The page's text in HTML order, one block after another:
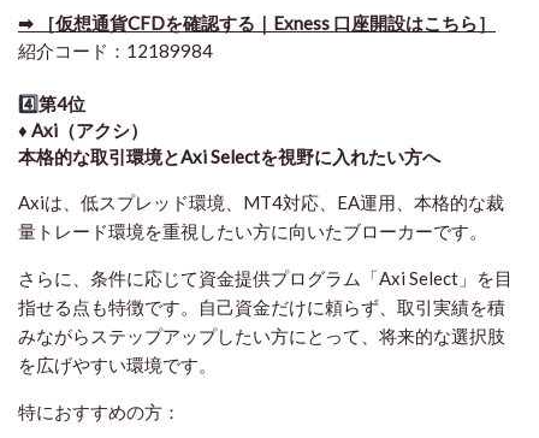
➡ ［仮想通貨CFDを確認する｜Exness 口座開設はこちら］
紹介コード：12189984
4️⃣第4位
♦️ Axi（アクシ）
本格的な取引環境とAxi Selectを視野に入れたい方へ
Axiは、低スプレッド環境、MT4対応、EA運用、本格的な裁
量トレード環境を重視したい方に向いたブローカーです。
さらに、条件に応じて資金提供プログラム「Axi Select」を目
指せる点も特徴です。自己資金だけに頼らず、取引実績を積
みながらステップアップしたい方にとって、将来的な選択肢
を広げやすい環境です。
特におすすめの方：